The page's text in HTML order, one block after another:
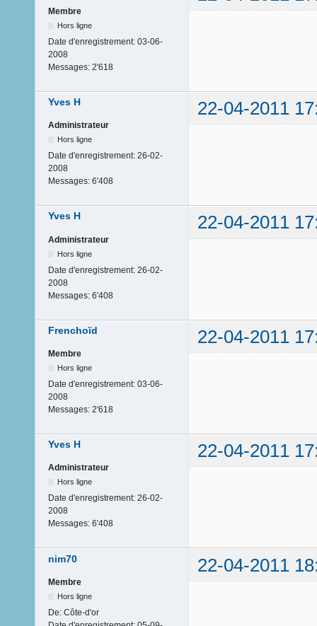
Membre
Hors ligne
Date d'enregistrement: 03-06-
2008
Messages: 2'618
Yves H 22-04-2011
Administrateur
Hors ligne
Date d'enregistrement: 26-02-
2008
Messages: 6'408
Yves H 22-04-2011
Administrateur
Hors ligne
Date d'enregistrement: 26-02-
2008
Messages: 6'408
Frenchoïd 22-04-2011
Membre
Hors ligne
Date d'enregistrement: 03-06-
2008
Messages: 2'618
Yves H 22-04-2011
Administrateur
Hors ligne
Date d'enregistrement: 26-02-
2008
Messages: 6'408
nim70 22-04-2011
Membre
Hors ligne
De: Côte-d'or